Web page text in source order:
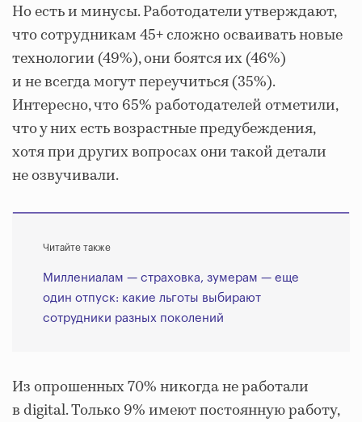
Но есть и минусы. Работодатели утверждают,
что сотрудникам 45+ сложно осваивать новые
технологии (49%), они боятся их (46%)
и не всегда могут переучиться (35%).
Интересно, что 65% работодателей отметили,
что у них есть возрастные предубеждения,
хотя при других вопросах они такой детали
не озвучивали.
Читайте также
Миллениалам — страховка, зумерам — еще
один отпуск: какие льготы выбирают
сотрудники разных поколений
Из опрошенных 70% никогда не работали
в digital. Только 9% имеют постоянную работу,